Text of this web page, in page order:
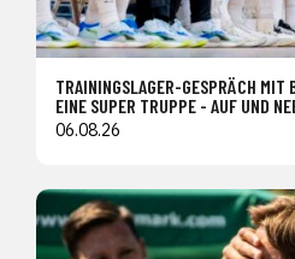
TRAININGSLAGER-GESPRÄCH MIT
EINE SUPER TRUPPE - AUF UND
06.08.26